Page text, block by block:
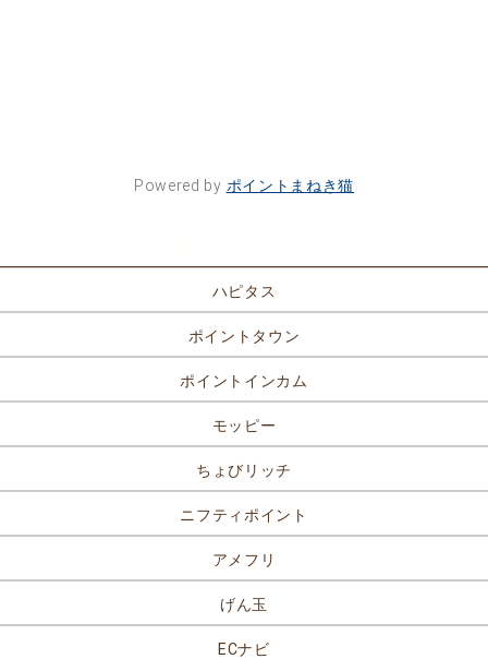
Powered by ポイントまねき猫
ハピタス
ポイントタウン
ポイントインカム
モッピー
ちょびリッチ
ニフティポイント
アメフリ
げん玉
ECナビ